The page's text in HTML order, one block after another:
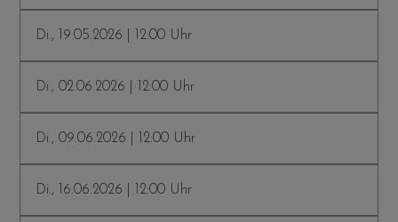
Di., 19.05.2026 | 12:00 Uhr
Di., 02.06.2026 | 12:00 Uhr
Di., 09.06.2026 | 12:00 Uhr
Di., 16.06.2026 | 12:00 Uhr